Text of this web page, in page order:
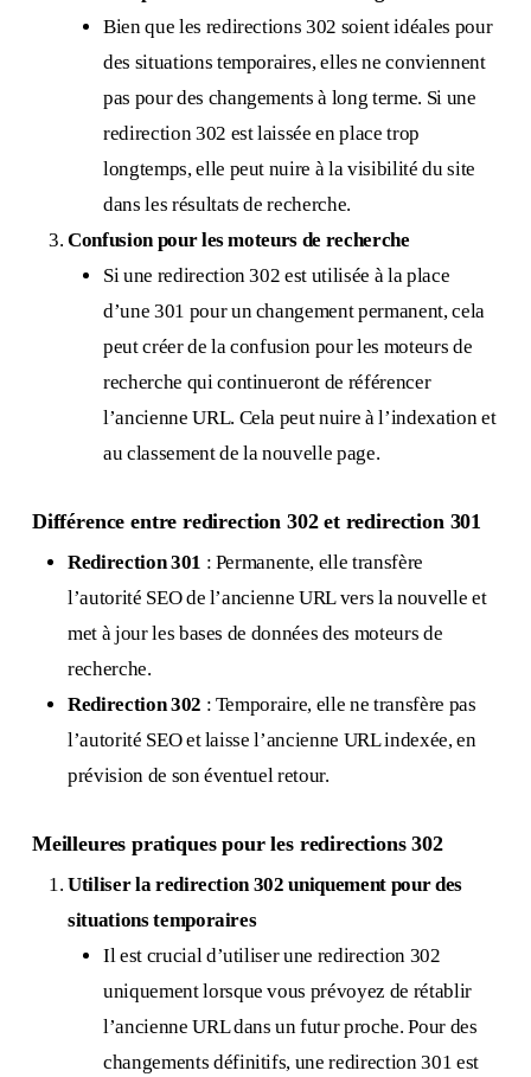
Bien que les redirections 302 soient idéales pour
des situations temporaires, elles ne conviennent
pas pour des changements à long terme. Si une
redirection 302 est laissée en place trop
longtemps, elle peut nuire à la visibilité du site
dans les résultats de recherche.
Confusion pour les moteurs de recherche
Si une redirection 302 est utilisée à la place
d’une 301 pour un changement permanent, cela
peut créer de la confusion pour les moteurs de
recherche qui continueront de référencer
l’ancienne URL. Cela peut nuire à l’indexation et
au classement de la nouvelle page.
Différence entre redirection 302 et redirection 301
Redirection 301 : Permanente, elle transfère
l’autorité SEO de l’ancienne URL vers la nouvelle et
met à jour les bases de données des moteurs de
recherche.
Redirection 302 : Temporaire, elle ne transfère pas
l’autorité SEO et laisse l’ancienne URL indexée, en
prévision de son éventuel retour.
Meilleures pratiques pour les redirections 302
Utiliser la redirection 302 uniquement pour des
situations temporaires
Il est crucial d’utiliser une redirection 302
uniquement lorsque vous prévoyez de rétablir
l’ancienne URL dans un futur proche. Pour des
changements définitifs, une redirection 301 est